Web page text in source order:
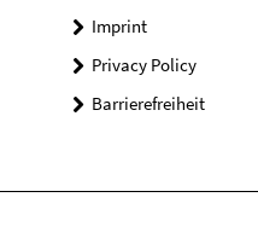
Imprint
Privacy Policy
Barrierefreiheit